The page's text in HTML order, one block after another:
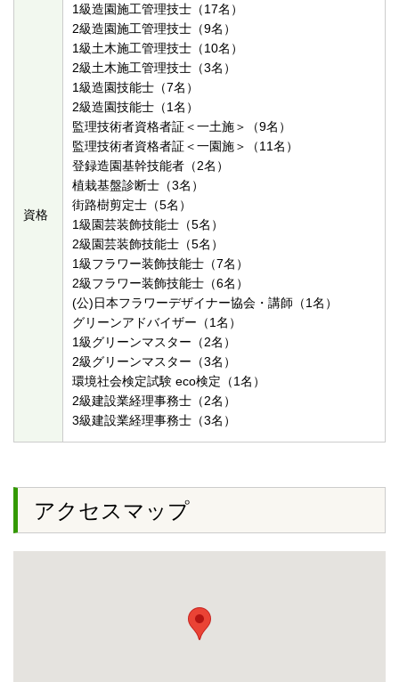
資格
1級造園施工管理技士（17名）
2級造園施工管理技士（9名）
1級土木施工管理技士（10名）
2級土木施工管理技士（3名）
1級造園技能士（7名）
2級造園技能士（1名）
監理技術者資格者証＜一土施＞（9名）
監理技術者資格者証＜一園施＞（11名）
登録造園基幹技能者（2名）
植栽基盤診断士（3名）
街路樹剪定士（5名）
1級園芸装飾技能士（5名）
2級園芸装飾技能士（5名）
1級フラワー装飾技能士（7名）
2級フラワー装飾技能士（6名）
(公)日本フラワーデザイナー協会・講師（1名）
グリーンアドバイザー（1名）
1級グリーンマスター（2名）
2級グリーンマスター（3名）
環境社会検定試験 eco検定（1名）
2級建設業経理事務士（2名）
3級建設業経理事務士（3名）
アクセスマップ